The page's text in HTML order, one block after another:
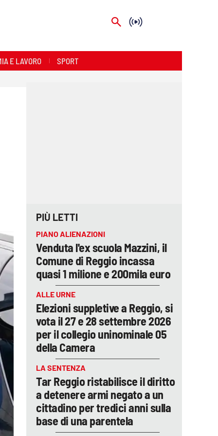
E LAVORO SPORT
PIÙ LETTI
PIANO ALIENAZIONI
Venduta l'ex scuola Mazzini, il
Comune di Reggio incassa
quasi 1 milione e 200mila euro
ALLE URNE
Elezioni suppletive a Reggio, si
vota il 27 e 28 settembre 2026
per il collegio uninominale 05
della Camera
LA SENTENZA
Tar Reggio ristabilisce il diritto
a detenere armi negato a un
cittadino per tredici anni sulla
base di una parentela